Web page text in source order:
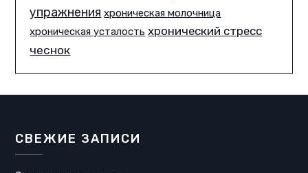
упражнения хроническая молочница
хроническая усталость хронический стресс
чеснок
СВЕЖИЕ ЗАПИСИ